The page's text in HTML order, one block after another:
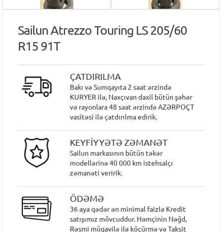
Sailun Atrezzo Touring LS 205/60
R15 91T
ÇATDIRILMA
Bakı və Sumqayıta 2 saat ərzində
KURYER ilə, Naxçıvan daxil bütün şəhər
və rayonlara 48 saat ərzində AZƏRPOÇT
vasitəsi ilə çatdırılma edirik.
KEYFİYYƏTƏ ZƏMANƏT
Sailun markasının bütün təkər
modellərinə 40 000 km istehsalçı
zəmanəti veririk.
ÖDƏMƏ
36 aya qədər ən minimal faizlə Kredit
satışımız mövcuddur. Həmçinin Nəğd,
Rəsmi müqavilə ilə köçürmə və Taksit